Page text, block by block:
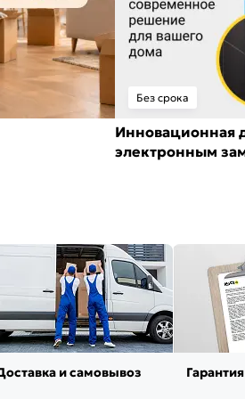
Без срока
Инновационная
электронным
и самовывоз Гарантия